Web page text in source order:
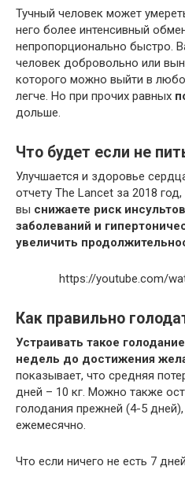
Тучный человек может
него более интенсивный
непропорционально быстро.
человек добровольно или
которого можно выйти в
легче. Но при прочих равных
дольше.
Что будет если не
Улучшается и здоровье
отчету The Lancet за 2018
вы снижаете риск
заболеваний и
увеличить
https://youtube.com/
Как правильно
Устраивать такое
недель до достижения
показывает, что средняя
дней – 10 кг. Можно также
голодания прежней (4-5 дней),
ежемесячно.
Что если ничего не есть 7